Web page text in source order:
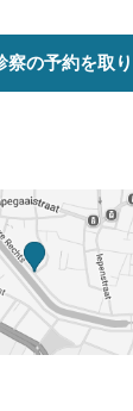
の予約を取